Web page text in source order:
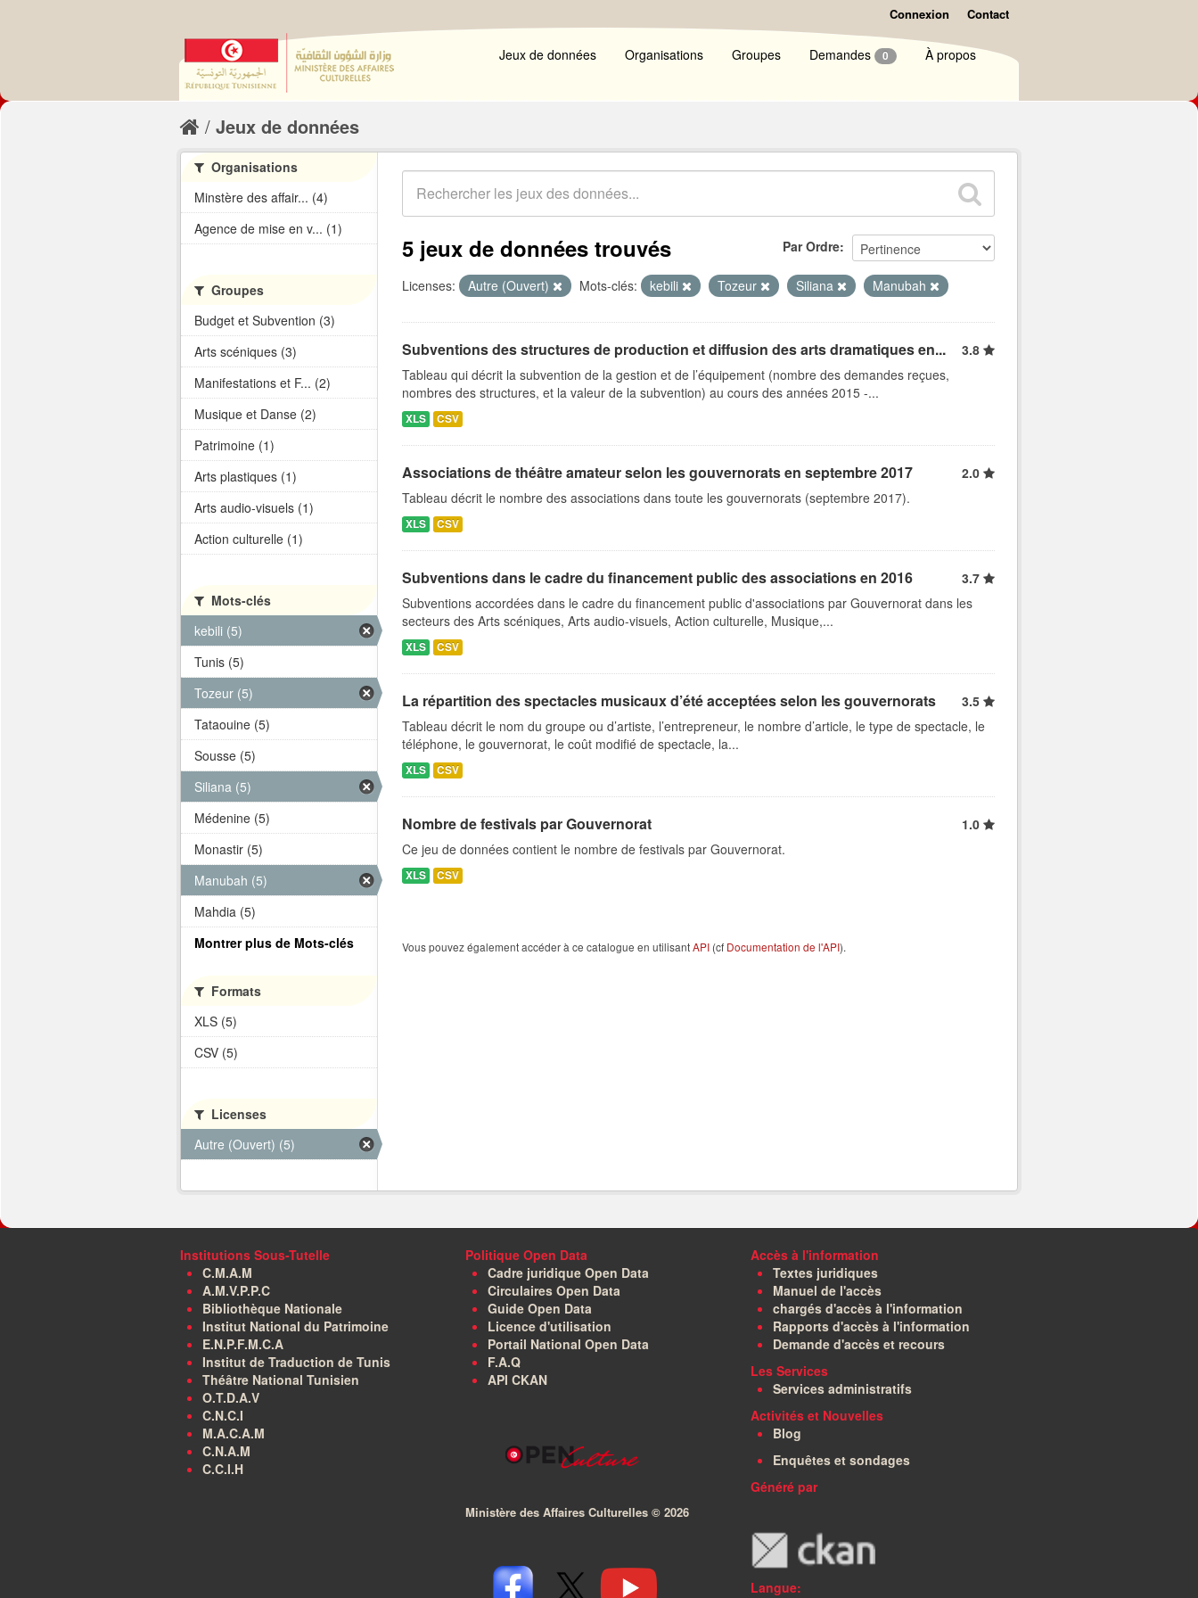
Connexion Contact
Jeux de données Organisations Groupes Demandes 0 À propos
Jeux de données
Par Ordre
5 jeux de données trouvés
Licenses: Autre (Ouvert) Mots-clés: kebili Tozeur Siliana Manubah
Subventions des structures de production et diffusion des arts dramatiques en...
3.8
Tableau qui décrit la subvention de la gestion et de l’équipement (nombre des demandes reçues,
nombres des structures, et la valeur de la subvention) au cours des années 2015 -...
XLS CSV
Associations de théâtre amateur selon les gouvernorats en septembre 2017
2.0
Tableau décrit le nombre des associations dans toute les gouvernorats (septembre 2017).
XLS CSV
Subventions dans le cadre du financement public des associations en 2016
3.7
Subventions accordées dans le cadre du financement public d'associations par Gouvernorat dans les
secteurs des Arts scéniques, Arts audio-visuels, Action culturelle, Musique,...
XLS CSV
La répartition des spectacles musicaux d’été acceptées selon les gouvernorats
3.5
Tableau décrit le nom du groupe ou d’artiste, l’entrepreneur, le nombre d’article, le type de spectacle, le
téléphone, le gouvernorat, le coût modifié de spectacle, la...
XLS CSV
Nombre de festivals par Gouvernorat
1.0
Ce jeu de données contient le nombre de festivals par Gouvernorat.
XLS CSV
Vous pouvez également accéder à ce catalogue en utilisantAPI (cf Documentation de l'API).
Organisations
Minstère des affair... (4)
Agence de mise en v... (1)
Groupes
Budget et Subvention (3)
Arts scéniques (3)
Manifestations et F... (2)
Musique et Danse (2)
Patrimoine (1)
Arts plastiques (1)
Arts audio-visuels (1)
Action culturelle (1)
Mots-clés
kebili (5)
Tunis (5)
Tozeur (5)
Tataouine (5)
Sousse (5)
Siliana (5)
Médenine (5)
Monastir (5)
Manubah (5)
Mahdia (5)
Montrer plus de Mots-clés
Formats
XLS (5)
CSV (5)
Licenses
Autre (Ouvert) (5)
Institutions Sous-Tutelle
C.M.A.M
A.M.V.P.P.C
Bibliothèque Nationale
Institut National du Patrimoine
E.N.P.F.M.C.A
Institut de Traduction de Tunis
Théâtre National Tunisien
O.T.D.A.V
C.N.C.I
M.A.C.A.M
C.N.A.M
C.C.I.H
Politique Open Data
Cadre juridique Open Data
Circulaires Open Data
Guide Open Data
Licence d'utilisation
Portail National Open Data
F.A.Q
API CKAN
Ministère des Affaires Culturelles © 2026
Accès à l'information
Textes juridiques
Manuel de l'accès
chargés d'accès à l'information
Rapports d'accès à l'information
Demande d'accès et recours
Les Services
Services administratifs
Activités et Nouvelles
Blog
Enquêtes et sondages
Généré par
Langue